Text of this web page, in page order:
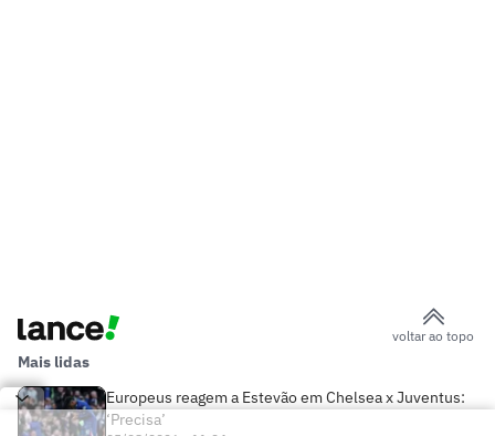
voltar ao topo
Mais lidas
Europeus reagem a Estevão em Chelsea x Juventus:
‘Precisa’